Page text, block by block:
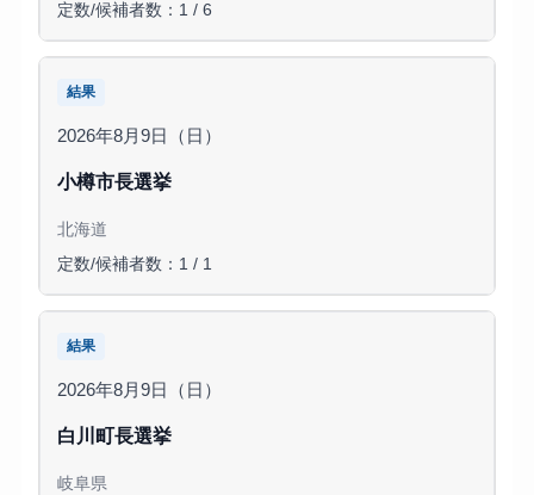
定数/候補者数：1 / 6
結果
2026年8月9日（日）
小樽市長選挙
北海道
定数/候補者数：1 / 1
結果
2026年8月9日（日）
白川町長選挙
岐阜県